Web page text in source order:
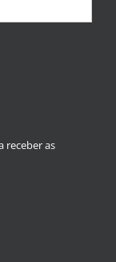
receber as